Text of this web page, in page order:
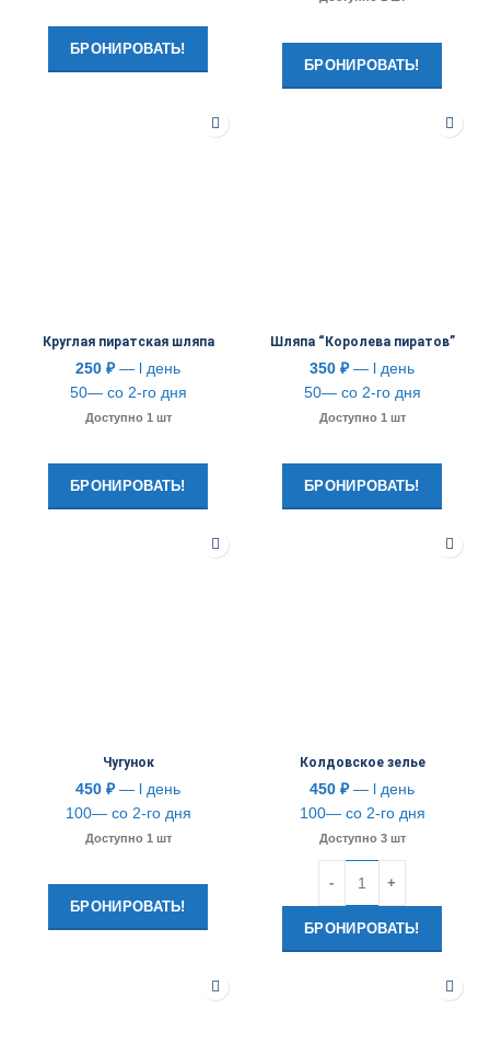
БРОНИРОВАТЬ!
БРОНИРОВАТЬ!
Круглая пиратская шляпа
250 ₽— l день
50— со 2-го дня
Доступно 1 шт
БРОНИРОВАТЬ!
Шляпа “Королева пиратов”
350 ₽— l день
50— со 2-го дня
Доступно 1 шт
БРОНИРОВАТЬ!
Чугунок
450 ₽— l день
100— со 2-го дня
Доступно 1 шт
БРОНИРОВАТЬ!
Колдовское зелье
450 ₽— l день
100— со 2-го дня
Доступно 3 шт
БРОНИРОВАТЬ!